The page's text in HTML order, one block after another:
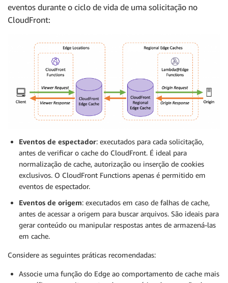
eventos durante o ciclo de vida de uma solicitação no
CloudFront:
Eventos de espectador: executados para cada solicitação,
antes de verificar o cache do CloudFront. É ideal para
normalização de cache, autorização ou inserção de cookies
exclusivos. O CloudFront Functions apenas é permitido em
eventos de espectador.
Eventos de origem: executados em caso de falhas de cache,
antes de acessar a origem para buscar arquivos. São ideais para
gerar conteúdo ou manipular respostas antes de armazená-las
em cache.
Considere as seguintes práticas recomendadas:
Associe uma função do Edge ao comportamento de cache mais